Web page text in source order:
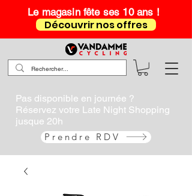
Le magasin fête ses 10 ans !
Découvrir nos offres
Pas disponible en journée ?
Réservez votre Late Night Shopping
jusque 20h
Prendre RDV